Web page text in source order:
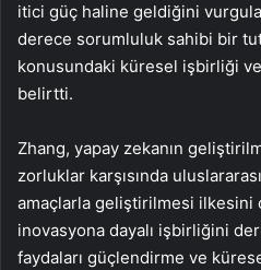
itici güç haline geldiğini
derece sorumluluk sahibi bir
konusundaki küresel işbirliği ve
belirtti.
Zhang, yapay zekanın
zorluklar karşısında
amaçlarla geliştirilmesi ilkesini
inovasyona dayalı işbirliğini
faydaları güçlendirme ve